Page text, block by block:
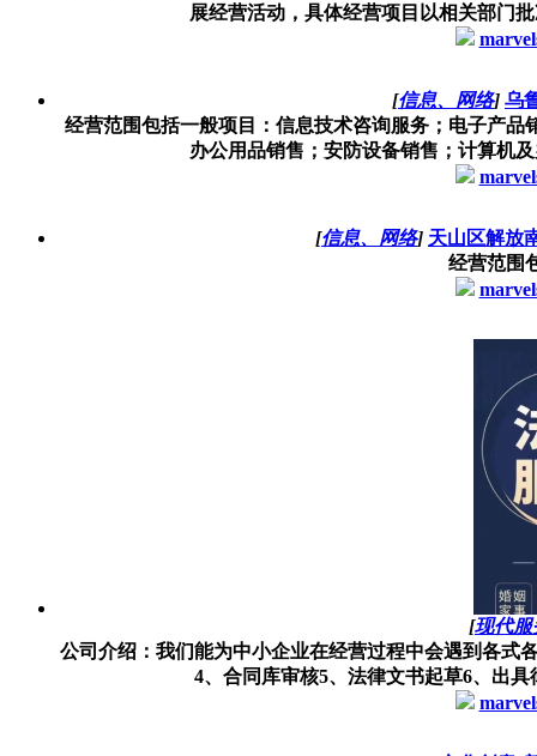
展经营活动，具体经营项目以相关部门
[信息、网络] 乌
经营范围包括一般项目：信息技术咨询服务；电子产
办公用品销售；安防设备销售；计算机
[信息、网络] 天山区解放
经营范围
[现代服
公司介绍：我们能为中小企业在经营过程中会遇到各式
4、合同库审核5、法律文书起草6、出